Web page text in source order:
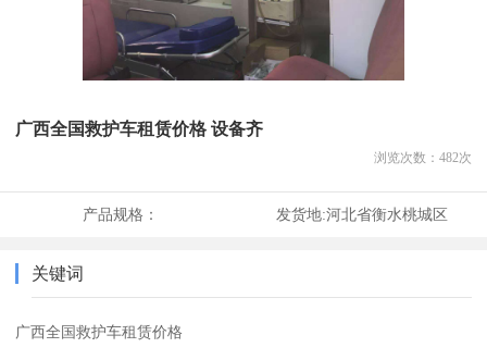
广西全国救护车租赁价格 设备齐
浏览次数： 482次
产品规格： 发货地:河北省衡水桃城区
关键词
广西全国救护车租赁价格